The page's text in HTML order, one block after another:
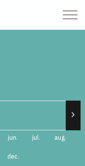
jun. jul. aug.
dec.